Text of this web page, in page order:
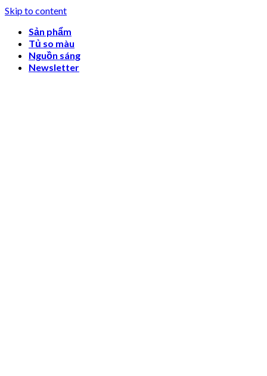
Skip to content
Sản phẩm
Tủ so màu
Nguồn sáng
Newsletter